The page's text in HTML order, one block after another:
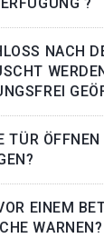
NACH
TÜR ÖFFNEN
EINEM
WARNEN?